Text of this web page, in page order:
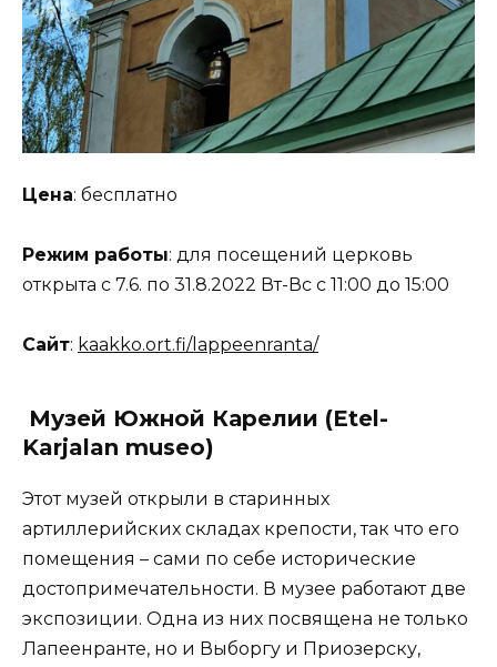
Цена: бесплатно
Режим работы: для посещений церковь
открыта с 7.6. по 31.8.2022 Вт-Вс с 11:00 до 15:00
Сайт: kaakko.ort.fi/lappeenranta/
Музей Южной Карелии (Etel-
Karjalan museo)
Этот музей открыли в старинных
артиллерийских складах крепости, так что его
помещения – сами по себе исторические
достопримечательности. В музее работают две
экспозиции. Одна из них посвящена не только
Лапеенранте, но и Выборгу и Приозерску,